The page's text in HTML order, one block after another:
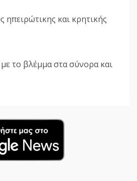
ηπειρώτικης και κρητικής
το βλέμμα στα σύνορα και